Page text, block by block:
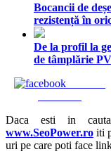
Bocancii de
rezistență în
De la profil la
de tâmplărie
Daca esti in
www.SeoPower.ro iti
uri pe care poti face